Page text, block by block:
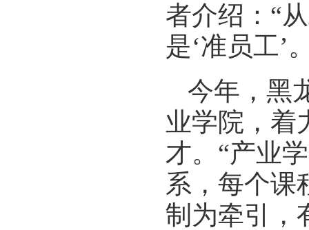
者介绍：“
是‘准员工’
今年，黑
业学院，着
才。“产业
系，每个课
制为牵引，